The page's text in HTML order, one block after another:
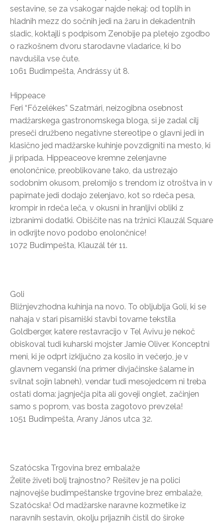
sestavine, se za vsakogar najde nekaj: od toplih in
hladnih mezz do sočnih jedi na žaru in dekadentnih
sladic, koktajli s podpisom Zenobije pa pletejo zgodbo
o razkošnem dvoru starodavne vladarice, ki bo
navdušila vse čute.
1061 Budimpešta, Andrássy út 8.
Hippeace
Feri “Főzelékes” Szatmári, neizogibna osebnost
madžarskega gastronomskega bloga, si je zadal cilj
preseči družbeno negativne stereotipe o glavni jedi in
klasično jed madžarske kuhinje povzdigniti na mesto, ki
ji pripada. Hippeaceove kremne zelenjavne
enolončnice, preoblikovane tako, da ustrezajo
sodobnim okusom, prelomijo s trendom iz otroštva in v
papirnate jedi dodajo zelenjavo, kot so rdeča pesa,
krompir in rdeča leča, v okusni in hranljivi obliki z
izbranimi dodatki. Obiščite nas na tržnici Klauzál Square
in odkrijte novo podobo enolončnice!
1072 Budimpešta, Klauzál tér 11.
Goli
Bližnjevzhodna kuhinja na novo. To obljublja Goli, ki se
nahaja v stari pisarniški stavbi tovarne tekstila
Goldberger, katere restavracijo v Tel Avivu je nekoč
obiskoval tudi kuharski mojster Jamie Oliver. Konceptni
meni, ki je odprt izključno za kosilo in večerjo, je v
glavnem veganski (na primer divjačinske šalame in
svilnat sojin labneh), vendar tudi mesojedcem ni treba
ostati doma: jagnječja pita ali goveji onglet, začinjen
samo s poprom, vas bosta zagotovo prevzela!
1051 Budimpešta, Arany János utca 32.
Szatócska Trgovina brez embalaže
Želite živeti bolj trajnostno? Rešitev je na polici
najnovejše budimpeštanske trgovine brez embalaže,
Szatócska! Od madžarske naravne kozmetike iz
naravnih sestavin, okolju prijaznih čistil do široke